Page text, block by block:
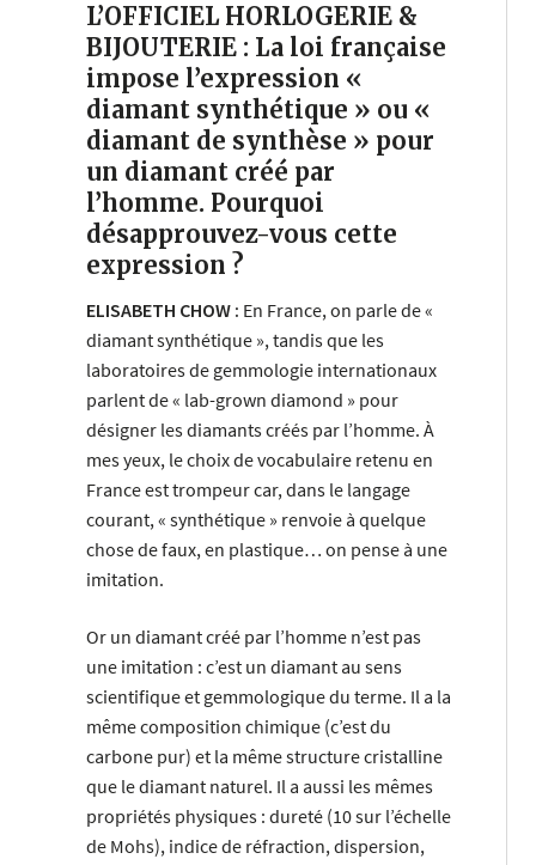
L’OFFICIEL HORLOGERIE &
BIJOUTERIE : La loi française
impose l’expression «
diamant synthétique » ou «
diamant de synthèse » pour
un diamant créé par
l’homme. Pourquoi
désapprouvez-vous cette
expression ?
ELISABETH CHOW : En France, on parle de «
diamant synthétique », tandis que les
laboratoires de gemmologie internationaux
parlent de « lab-grown diamond » pour
désigner les diamants créés par l’homme. À
mes yeux, le choix de vocabulaire retenu en
France est trompeur car, dans le langage
courant, « synthétique » renvoie à quelque
chose de faux, en plastique… on pense à une
imitation.
Or un diamant créé par l’homme n’est pas
une imitation : c’est un diamant au sens
scientifique et gemmologique du terme. Il a la
même composition chimique (c’est du
carbone pur) et la même structure cristalline
que le diamant naturel. Il a aussi les mêmes
propriétés physiques : dureté (10 sur l’échelle
de Mohs), indice de réfraction, dispersion,